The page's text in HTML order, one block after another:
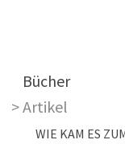
Main
Bücher
Artikel
WIE KAM ES